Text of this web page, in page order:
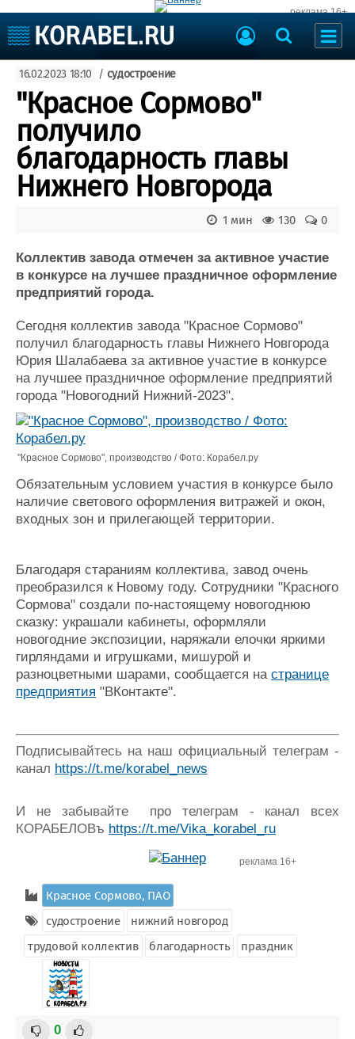
реклама 16+
Судоходство
Судоремонт
События
Пресс-релизы
Порты
Рыболовство
ВМФ
Образование
Яхты и катера
Еще
Пульс
Новости
Компании
Работа
Крюинг
Журнал
Реклама
Доска объявлений
Продажа флота
Оборудование
Материалы
Услуги
Конференции
Выставки и семинары
Словарь
Галерея флота
Отзывы
Все службы
16.02.2023 18:10 / судостроение
"Красное Сормово"
получило
благодарность главы
Нижнего Новгорода
0
130
1 мин
Коллектив завода отмечен за активное участие
в конкурсе на лучшее праздничное оформление
предприятий города.
Сегодня коллектив завода "Красное Сормово"
получил благодарность главы Нижнего Новгорода
Юрия Шалабаева за активное участие в конкурсе
на лучшее праздничное оформление предприятий
города "Новогодний Нижний-2023".
"Красное Сормово", производство / Фото: Корабел.ру
Обязательным условием участия в конкурсе было
наличие светового оформления витражей и окон,
входных зон и прилегающей территории.
Благодаря стараниям коллектива, завод очень
преобразился к Новому году. Сотрудники "Красного
Сормова" создали по-настоящему новогоднюю
сказку: украшали кабинеты, оформляли
новогодние экспозиции, наряжали елочки яркими
гирляндами и игрушками, мишурой и
разноцветными шарами, сообщается на странице
предприятия "ВКонтакте".
Подписывайтесь на наш официальный телеграм -
канал https://t.me/korabel_news
И не забывайте про телеграм - канал всех
КОРАБЕЛОВъ https://t.me/Vika_korabel_ru
реклама 16+
Красное Сормово, ПАО
судостроение
нижний новгород
трудовой коллектив
благодарность праздник
0